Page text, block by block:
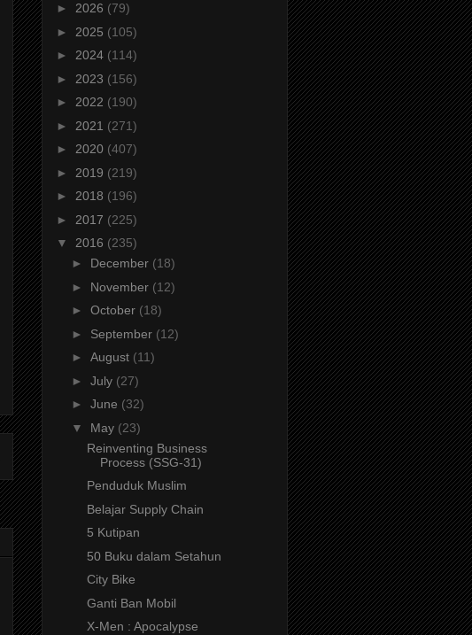
► 2026 (79)
► 2025 (105)
► 2024 (114)
► 2023 (156)
► 2022 (190)
► 2021 (271)
► 2020 (407)
► 2019 (219)
► 2018 (196)
► 2017 (225)
▼ 2016 (235)
► December (18)
► November (12)
► October (18)
► September (12)
► August (11)
► July (27)
► June (32)
▼ May (23)
Reinventing Business
Process (SSG-31)
Penduduk Muslim
Belajar Supply Chain
5 Kutipan
50 Buku dalam Setahun
City Bike
Ganti Ban Mobil
X-Men : Apocalypse